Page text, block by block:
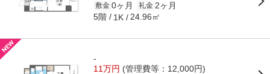
敷金 0ヶ月 礼金 2ヶ月
5階 1K 24.96㎡
-
11万円 (管理費等：12,000円)